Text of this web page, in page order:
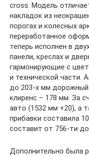
cross. Модель
накладок из
порогах и колесных
переработанное
теперь исполнен в
панели, креслах и
гармонирующие с
и технической части.
до 203-х мм дорожный
клиренс – 178 мм. За
авто (1532 мм +20), а
прибавки составила
составит от 756-ти
Дополнительно была